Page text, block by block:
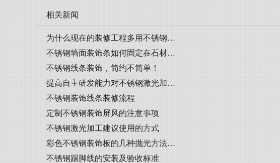
相关新闻
为什么现在的装修工程多用不锈钢…
不锈钢墙面装饰条如何固定在石材…
不锈钢线条装饰，简约不简单！
提高自主研发能力对不锈钢激光加…
不锈钢装饰线条装修流程
定制不锈钢装饰屏风的注意事项
不锈钢激光加工建议使用的方式
彩色不锈钢装饰板的几种抛光方法…
不锈钢踢脚线的安装及验收标准